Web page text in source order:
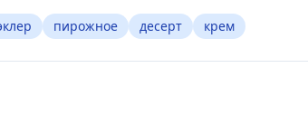
пирожное десерт крем